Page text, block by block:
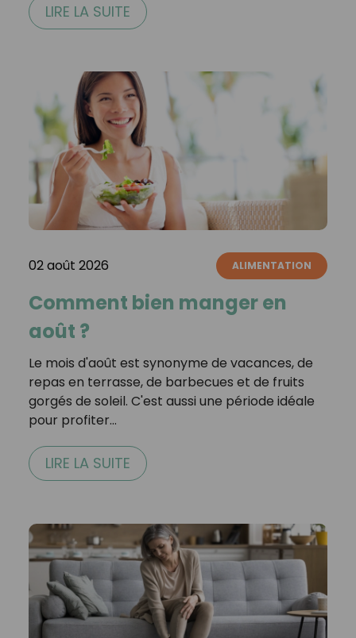
LIRE LA SUITE
02 août 2026 ALIMENTATION
Comment bien manger en
août ?
Le mois d'août est synonyme de vacances, de
repas en terrasse, de barbecues et de fruits
gorgés de soleil. C'est aussi une période idéale
pour profiter…
LIRE LA SUITE